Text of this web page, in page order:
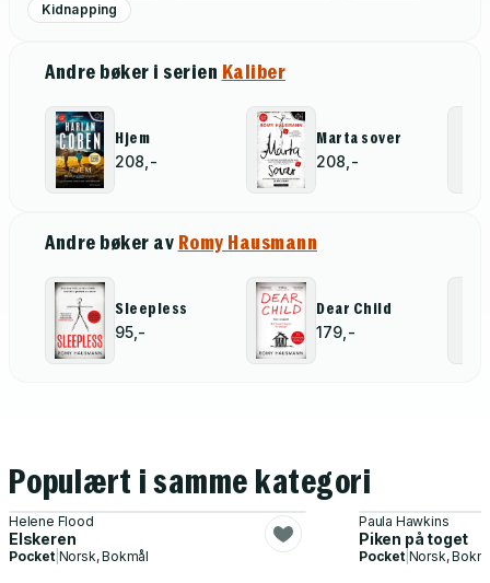
Kidnapping
Andre bøker i serien Kaliber
Hjem
208,-
Marta sover
208,-
Andre bøker av Romy Hausmann
Sleepless
95,-
Dear Child
179,-
Populært i samme kategori
Helene Flood
Elskeren
Pocket| Norsk, Bokmål
Paula Hawkins
Piken på toget
Pocket| Norsk,